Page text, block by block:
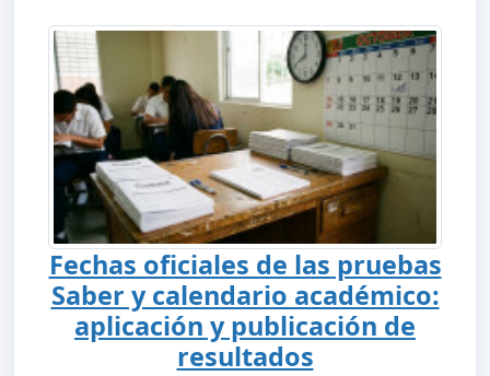
Fechas oficiales de las pruebas
Saber y calendario académico:
aplicación y publicación de
resultados